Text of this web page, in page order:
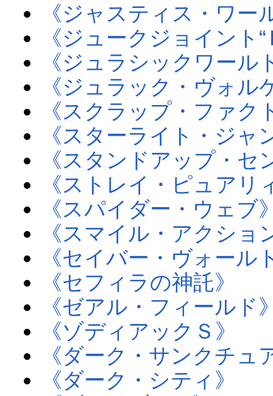
《ジャスティス・ワー
《ジュークジョイント
《ジュラシックワール
《ジュラック・ヴォル
《スクラップ・ファク
《スターライト・ジャ
《スタンドアップ・セ
《ストレイ・ピュアリ
《スパイダー・ウェブ
《スマイル・アクショ
《セイバー・ヴォール
《セフィラの神託》
《ゼアル・フィールド
《ゾディアックＳ》
《ダーク・サンクチュ
《ダーク・シティ》